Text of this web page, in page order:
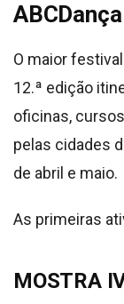
ABCDança
O maior
12.ª edição
oficinas,
pelas cidades
de abril e maio.
As primeiras
MOSTRA